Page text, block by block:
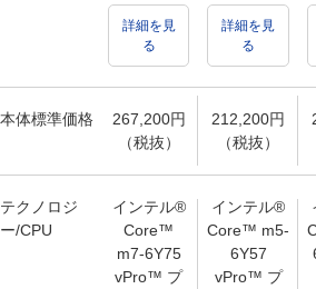
詳細を見
る
詳細を見
る
本体標準価格
267,200円
（税抜）
212,200円
（税抜）
テクノロジ
ー/CPU
インテル®
Core™
m7-6Y75
vPro™ プ
インテル®
Core™ m5-
6Y57
vPro™ プ